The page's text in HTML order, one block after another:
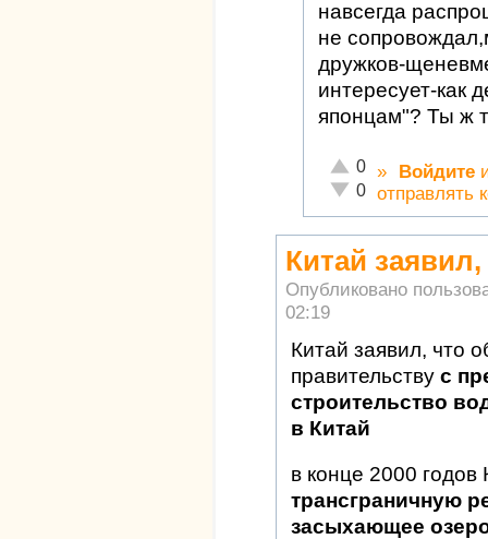
навсегда
не
дружков-
интересует-как
японцам"? Ты ж
Отлично!
0
Неадекватно!
0
» Войдите
отправлять
Китай
Опубликовано
02:19
Китай заявил, что
правительству с
строительство
в Китай
в конце 2000 годов
трансграничную
засыхающее